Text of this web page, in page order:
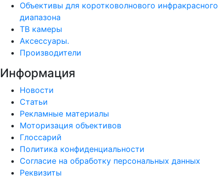
Объективы для коротковолнового инфракрасного
диапазона
ТВ камеры
Аксессуары.
Производители
Информация
Новости
Статьи
Рекламные материалы
Моторизация объективов
Глоссарий
Политика конфиденциальности
Согласие на обработку персональных данных
Реквизиты